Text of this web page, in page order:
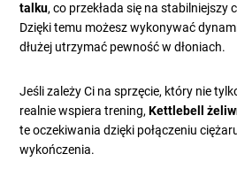
talku, co przekłada się na stabilniejszy
Dzięki temu możesz wykonywać
dłużej utrzymać pewność w dłoniach.
Jeśli zależy Ci na sprzęcie, który nie
realnie wspiera trening,Kettlebell
te oczekiwania dzięki połączeniu
wykończenia.